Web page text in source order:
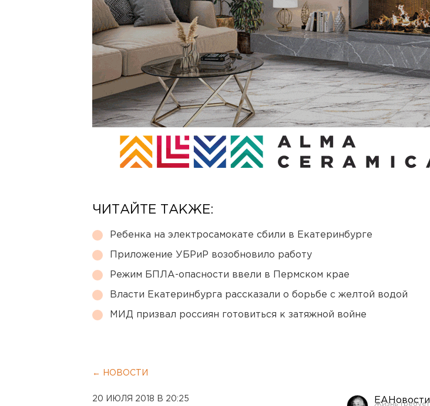
ЧИТАЙТЕ ТАКЖЕ:
Ребенка на электросамокате сбили в Екатеринбурге
Приложение УБРиР возобновило работу
Режим БПЛА-опасности ввели в Пермском крае
Власти Екатеринбурга рассказали о борьбе с желтой водой
МИД призвал россиян готовиться к затяжной войне
← НОВОСТИ
20 ИЮЛЯ 2018 В 20:25 ЕАНовости